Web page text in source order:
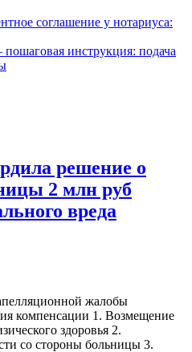
соглашение у нотариуса:
инструкция: подача
решение о
2 млн руб
вреда
жалобы
компенсации 1. Возмещение
здоровья 2.
со стороны больницы 3.